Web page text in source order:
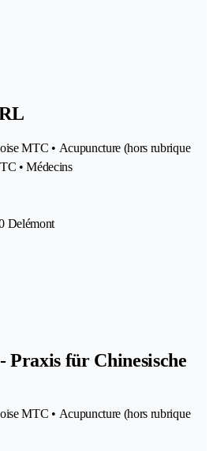
MTC • Acupuncture (hors rubrique
• Médecins
Delémont
Praxis für Chinesische
MTC • Acupuncture (hors rubrique